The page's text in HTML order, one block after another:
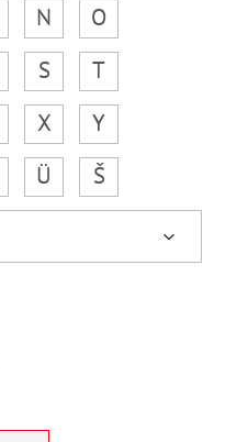
N
O
S
T
X
Y
Ü Š